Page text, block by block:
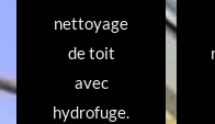
nettoyage
de toit
avec
hydrofuge.